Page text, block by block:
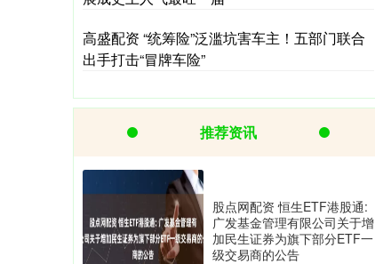
高盛配资 “统筹险”泛滥坑害车主！五部门联合
出手打击“冒牌车险”
推荐资讯
股点网配资 恒生ETF港股通:
广发基金管理有限公司关于增
加民生证券为旗下部分ETF一
级交易商的公告